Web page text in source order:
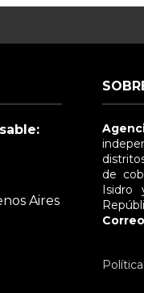
Aires
de
Isidro
Correo